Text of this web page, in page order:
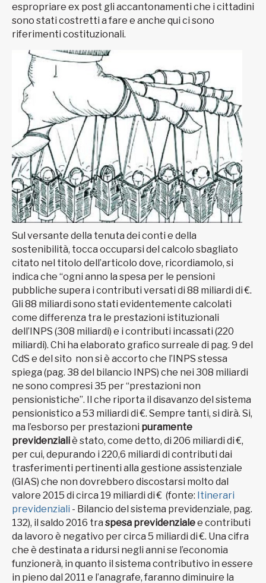
espropriare ex post gli accantonamenti che i cittadini
sono stati costretti a fare e anche qui ci sono
riferimenti costituzionali.
Sul versante della tenuta dei conti e della
sostenibilità, tocca occuparsi del calcolo sbagliato
citato nel titolo dell’articolo dove, ricordiamolo, si
indica che “ogni anno la spesa per le pensioni
pubbliche supera i contributi versati di 88 miliardi di €.
Gli 88 miliardi sono stati evidentemente calcolati
come differenza tra le prestazioni istituzionali
dell’INPS (308 miliardi) e i contributi incassati (220
miliardi). Chi ha elaborato grafico surreale di pag. 9 del
CdS e del sito non si è accorto che l’INPS stessa
spiega (pag. 38 del bilancio INPS) che nei 308 miliardi
ne sono compresi 35 per “prestazioni non
pensionistiche”. Il che riporta il disavanzo del sistema
pensionistico a 53 miliardi di €. Sempre tanti, si dirà. Si,
ma l’esborso per prestazioni puramente
previdenzialiè stato, come detto, di 206 miliardi di €,
per cui, depurando i 220,6 miliardi di contributi dai
trasferimenti pertinenti alla gestione assistenziale
(GIAS) che non dovrebbero discostarsi molto dal
valore 2015 di circa 19 miliardi di € (fonte: Itinerari
previdenziali - Bilancio del sistema previdenziale, pag.
132), il saldo 2016 tra spesa previdenzialee contributi
da lavoro è negativo per circa 5 miliardi di €. Una cifra
che è destinata a ridursi negli anni se l’economia
funzionerà, in quanto il sistema contributivo in essere
in pieno dal 2011 e l’anagrafe, faranno diminuire la